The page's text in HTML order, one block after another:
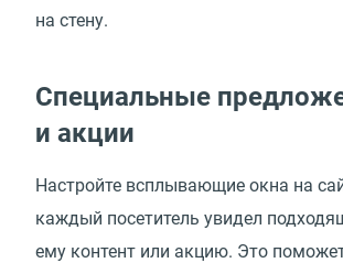
на стену.
Специальные
и акции
Настройте всплывающие окна на
каждый посетитель увидел
ему контент или акцию. Это